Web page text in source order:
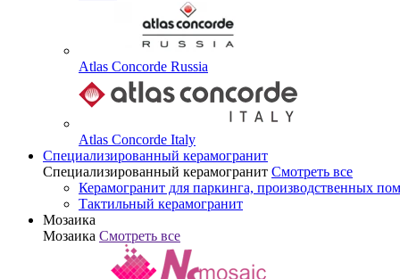
Atlas Concorde Russia
Atlas Concorde Italy
Специализированный керамогранит
Специализированный керамогранит Смотреть все
Керамогранит для паркинга, производственных
Тактильный керамогранит
Мозаика
Мозаика Смотреть все